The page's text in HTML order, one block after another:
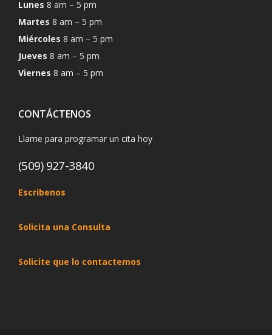
Lunes 8 am – 5 pm
Martes 8 am – 5 pm
Miércoles 8 am – 5 pm
Jueves 8 am – 5 pm
Viernes 8 am – 5 pm
CONTÁCTENOS
Llame para programar un cita hoy
(509) 927-3840
Escribenos
Solicita una Consulta
Solicite que lo contactemos